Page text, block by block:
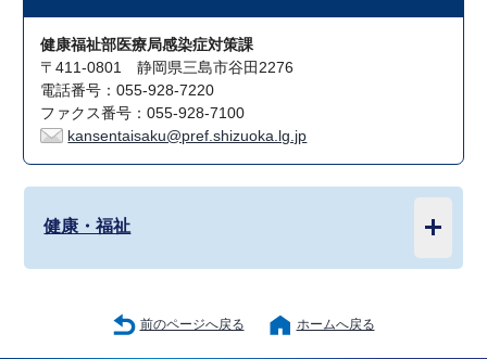
健康福祉部医療局感染症対策課
〒411-0801 静岡県三島市谷田2276
電話番号：055-928-7220
ファクス番号：055-928-7100
kansentaisaku@pref.shizuoka.lg.jp
健康・福祉
前のページへ戻る ホームへ戻る